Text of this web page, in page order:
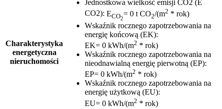
Charakterystyka
energetyczna
nieruchomości
Jednostkowa wielkość emisji CO2 (E
CO2): ECO2
= 0 t CO2/(m2 * rok)
Wskaźnik rocznego zapotrzebowania na
energię końcową (EK):
EK= 0 kWh/(m2 * rok)
Wskaźnik rocznego zapotrzebowania na
nieodnawialną energię pierwotną (EP):
EP= 0 kWh/(m2 * rok)
Wskaźnik rocznego zapotrzebowania na
energię użytkową (EU):
EU= 0 kWh/(m2 * rok)